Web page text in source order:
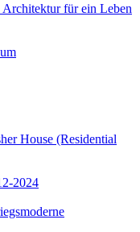
für ein Leben
House (Residential
2024